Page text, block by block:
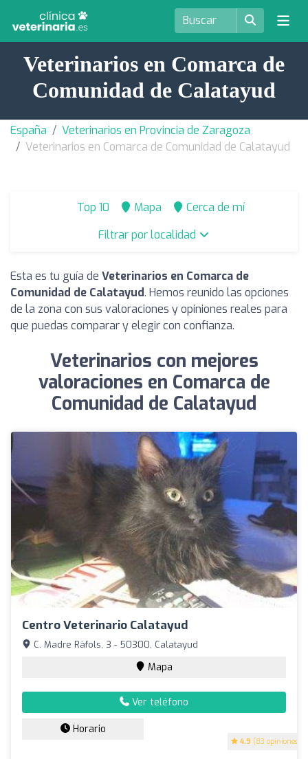
Veterinarios en Comarca de
Comunidad de Calatayud
España
Veterinarios en Provincia de Zaragoza
Veterinarios en Comarca de Comunidad de Calatayud
Top 10 Mapa
Cerca de mí
Filtrar por localidad
Esta es tu guía de Veterinarios en Comarca de
Comunidad de Calatayud. Hemos reunido las opciones
de la zona con sus valoraciones y opiniones reales para
que puedas comparar y elegir con confianza.
Veterinarios con mejores
valoraciones en Comarca de
Comunidad de Calatayud
Centro Veterinario Calatayud
4.9 (83 opiniones)
C. Madre Ràfols, 3 - 50300, Calatayud
Mapa
Ver teléfono
Horario